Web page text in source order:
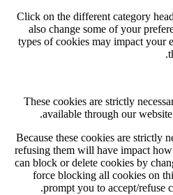
Click on the different
also change some of your
types of cookies may impact
These cookies are strictly
available through our
Because these cookies are
refusing them will have
can block or delete cookies
force blocking all cookies
prompt you to accept/